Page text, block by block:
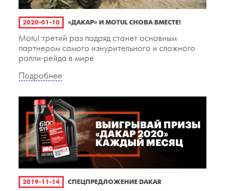
2020-01-10 «ДАКАР» И MOTUL СНОВА ВМЕСТЕ!
Motul третий раз подряд станет основным
партнером самого изнурительного и сложного
ралли-рейда в мире
Подробнее
2019-11-14 СПЕЦПРЕДЛОЖЕНИЕ DAKAR